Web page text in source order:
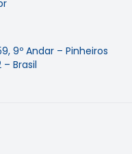
9º Andar – Pinheiros
Brasil